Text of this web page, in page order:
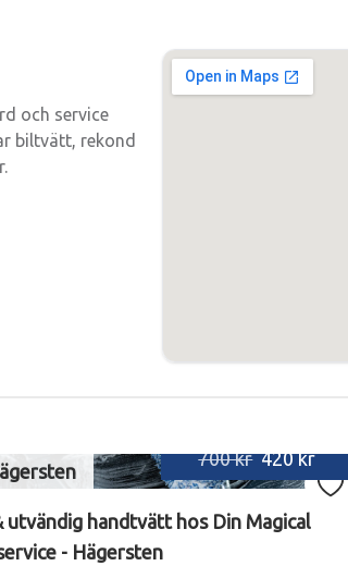
och service
biltvätt, rekond
700 kr 420 kr
utvändig handtvätt hos Din Magical
- Hägersten